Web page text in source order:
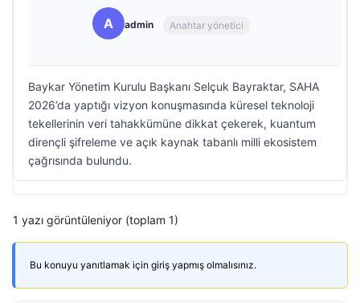
A admin Anahtar yönetici
Baykar Yönetim Kurulu Başkanı Selçuk Bayraktar, SAHA
2026’da yaptığı vizyon konuşmasında küresel teknoloji
tekellerinin veri tahakkümüne dikkat çekerek, kuantum
dirençli şifreleme ve açık kaynak tabanlı milli ekosistem
çağrısında bulundu.
1 yazı görüntüleniyor (toplam 1)
Bu konuyu yanıtlamak için giriş yapmış olmalısınız.